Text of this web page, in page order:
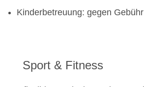
Kinderbetreuung: gegen Gebühr
Sport & Fitness